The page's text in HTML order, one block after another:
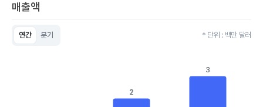
매출액
연간 분기 * 단위 : 백만 달러
The chart has 1 X axis displaying categories.
The chart has 1 Y axis displaying values. Data ranges from
2
2
3
3